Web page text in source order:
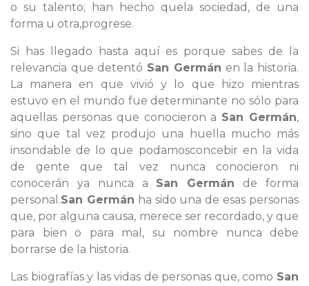
o su talento; han hecho quela sociedad, de una
forma u otra,progrese.
Si has llegado hasta aquí es porque sabes de la
relevancia que detentó San Germán en la historia.
La manera en que vivió y lo que hizo mientras
estuvo en el mundo fue determinante no sólo para
aquellas personas que conocieron a San Germán,
sino que tal vez produjo una huella mucho más
insondable de lo que podamosconcebir en la vida
de gente que tal vez nunca conocieron ni
conocerán ya nunca a San Germán de forma
personal.San Germán ha sido una de esas personas
que, por alguna causa, merece ser recordado, y que
para bien o para mal, su nombre nunca debe
borrarse de la historia.
Las biografías y las vidas de personas que, como San